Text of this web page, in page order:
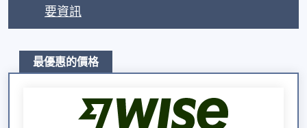
要資訊
最優惠的價格